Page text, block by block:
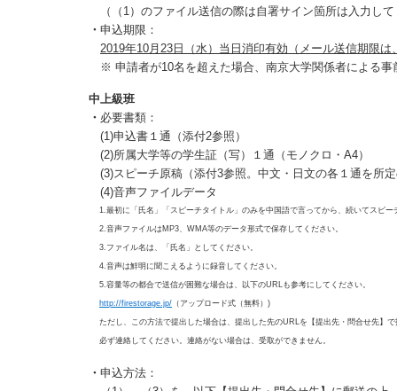
（（1）のファイル送信の際は自署サイン箇所は入力して
・ 申込期限：
2019年10月23日（水）当日消印有効（メール送信期限は
※ 申請者が10名を超えた場合、南京大学関係者による事
中上級班
・ 必要書類：
(1)申込書１通（添付2参照）
(2)所属大学等の学生証（写）１通（モノクロ・A4）
(3)スピーチ原稿（添付3参照。中文・日文の各１通を所
(4)音声ファイルデータ
1.最初に「氏名」「スピーチタイトル」のみを中国語で言ってから、続いてスピー
2.音声ファイルはMP3、WMA等のデータ形式で保存してください。
3.ファイル名は、「氏名」としてください。
4.音声は鮮明に聞こえるように録音してください。
5.容量等の都合で送信が困難な場合は、以下のURLも参考にしてください。
http://firestorage.jp/ （アップロード式（無料）)
ただし、この方法で提出した場合は、提出した先のURLを【提出先・問合せ先】で
必ず連絡してください。連絡がない場合は、受取ができません。
・ 申込方法：